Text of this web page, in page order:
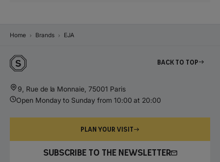
Home Brands EJA
Back to top
9, Rue de la Monnaie, 75001 Paris
Open Monday to Sunday from 10:00 at 20:00
PLAN YOUR VISIT
SUBSCRIBE TO THE NEWSLETTER